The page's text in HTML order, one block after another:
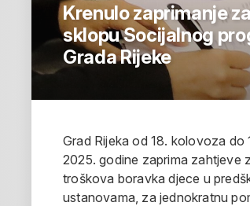
Krenulo zaprimanje
sklopu Socijalnog
Grada Rijeke
Grad Rijeka od 18. kolovoza do
2025. godine zaprima zahtjeve
troškova boravka djece u
ustanovama, za jednokratnu